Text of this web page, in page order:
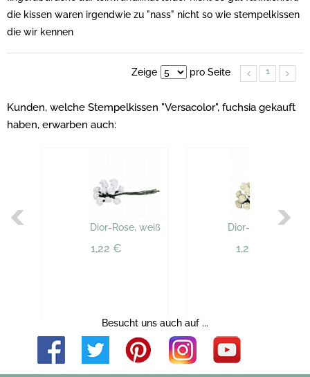
die kissen waren irgendwie zu "nass" nicht so wie stempelkissen
die wir kennen
Zeige pro Seite 1
Kunden, welche Stempelkissen "Versacolor", fuchsia gekauft
haben, erwarben auch:
Dior-Rose, weiß
1,22 €
Dior-Rose, creme
1,22 €
Besucht uns auch auf ...